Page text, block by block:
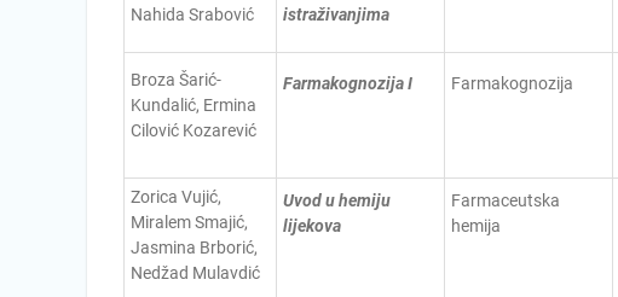
Nahida Srabović
istraživanjima
Broza Šarić-
Kundalić, Ermina
Cilović Kozarević
Farmakognozija I Farmakognozija
Zorica Vujić,
Miralem Smajić,
Jasmina Brborić,
Nedžad Mulavdić
Uvod u hemiju
lijekova
Farmaceutska
hemija